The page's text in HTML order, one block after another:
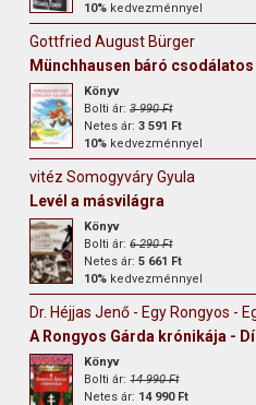
10% kedvezménnyel
Gottfried August Bürger
Münchhausen báró
Könyv
Bolti ár:3 990 Ft
Netes ár:3 591 Ft
10% kedvezménnyel
vitéz Somogyváry Gyula
Levél a másvilágra
Könyv
Bolti ár:6 290 Ft
Netes ár:5 661 Ft
10% kedvezménnyel
Dr. Héjjas Jenő - Egy Rongyos -
A Rongyos Gárda krónikája -
Könyv
Bolti ár:14 990 Ft
Netes ár: 14 990 Ft